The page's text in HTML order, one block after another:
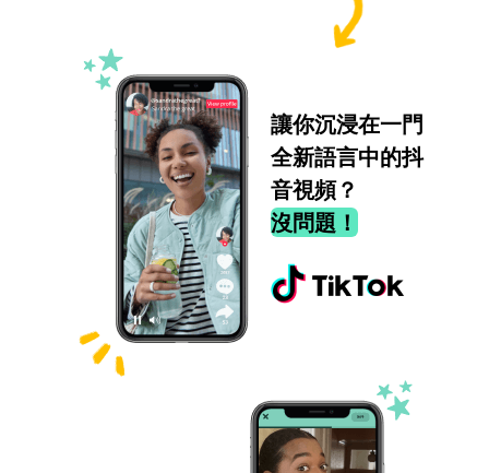
讓你沉浸在一門
全新語言中的抖
音視頻？
沒問題！